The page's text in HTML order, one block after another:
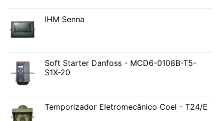
IHM Senna
Soft Starter Danfoss - MCD6-0108B-T5-
S1X-20
Temporizador Eletromecânico Coel - T24/E